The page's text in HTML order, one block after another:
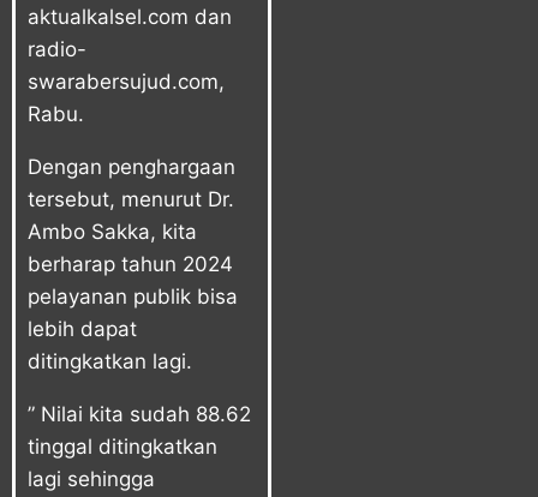
aktualkalsel.com dan
radio-
swarabersujud.com,
Rabu.
Dengan penghargaan
tersebut, menurut Dr.
Ambo Sakka, kita
berharap tahun 2024
pelayanan publik bisa
lebih dapat
ditingkatkan lagi.
” Nilai kita sudah 88.62
tinggal ditingkatkan
lagi sehingga